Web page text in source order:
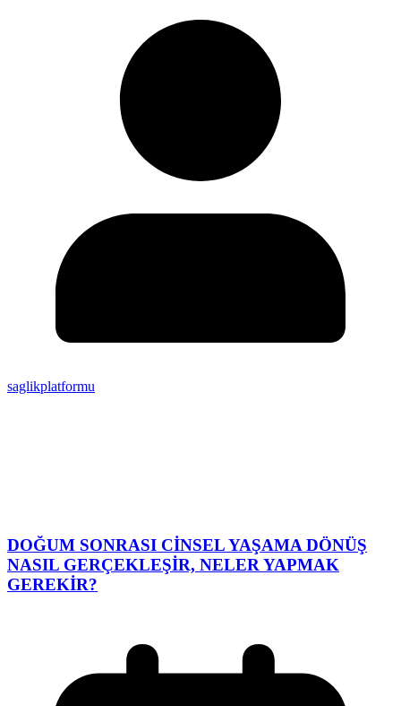
saglikplatformu
DOĞUM SONRASI CİNSEL YAŞAMA DÖNÜŞ
NASIL GERÇEKLEŞİR, NELER YAPMAK
GEREKİR?